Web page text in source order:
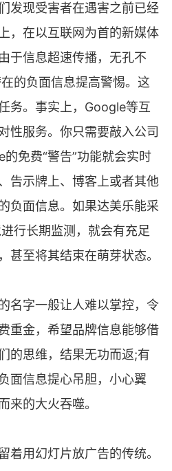
发现受害者在遇害之前已经
，在以互联网为首的新媒体
于信息超速传播，无孔不
的负面信息提高警惕。这
务。事实上，Google等互
性服务。你只需要敲入公司
免费“警告”功能就会实时
告示牌上、博客上或者其他
负面信息。如果达美乐能采
行长期监测，就会有充足
甚至将其结束在萌芽状态。
名字一般让人难以掌控，令
重金，希望品牌信息能够借
的思维，结果无功而返;有
面信息提心吊胆，小心翼
来的大火吞噬。
着用幻灯片放广告的传统。